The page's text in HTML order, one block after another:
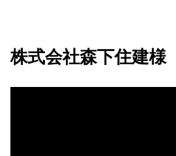
株式会社森下住建様